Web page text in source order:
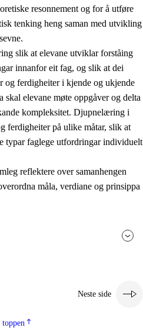
resonnement og for å utføre
tenking heng saman med utvikling
slik at elevane utviklar forståing
innanfor eit fag, og slik at dei
og ferdigheiter i kjende og ukjende
skal elevane møte oppgåver og delta
kompleksitet. Djupnelæring i
ferdigheiter på ulike måtar, slik at
typar faglege utfordringar individuelt
reflektere over samanhengen
måla, verdiane og prinsippa
Neste side